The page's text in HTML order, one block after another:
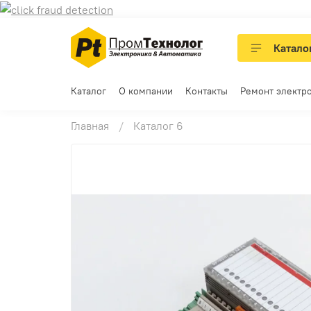
Каталог О компании Контакты Ремонт
Главная Каталог 6